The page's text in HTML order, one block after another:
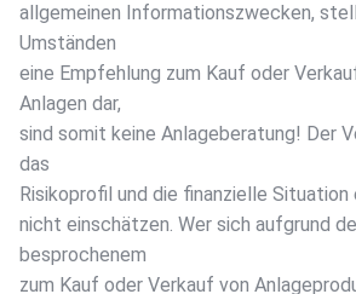
allgemeinen Informationszwecken,
Umständen
eine Empfehlung zum Kauf oder
Anlagen dar,
sind somit keine Anlageberatung! Der
das
Risikoprofil und die finanzielle Situation
nicht einschätzen. Wer sich aufgrund
besprochenem
zum Kauf oder Verkauf von